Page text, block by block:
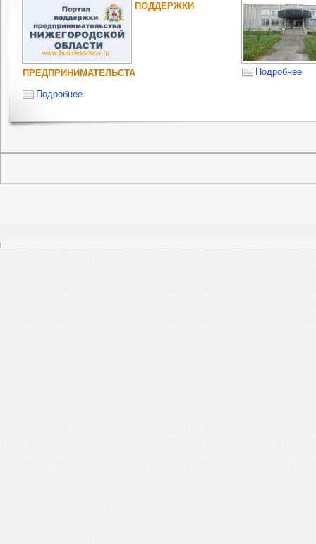
ПОДДЕРЖКИ
ПРЕДПРИНИМАТЕЛЬСТА
Подробнее
Подробнее